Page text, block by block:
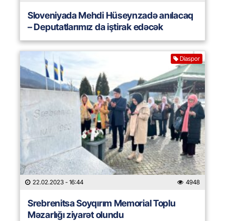
Sloveniyada Mehdi Hüseynzadə anılacaq
– Deputatlarımız da iştirak edəcək
Diaspor
22.02.2023 - 16:44 4948
Srebrenitsa Soyqırım Memorial Toplu
Məzarlığı ziyarət olundu